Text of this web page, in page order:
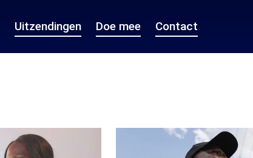
Uitzendingen Doe mee Contact